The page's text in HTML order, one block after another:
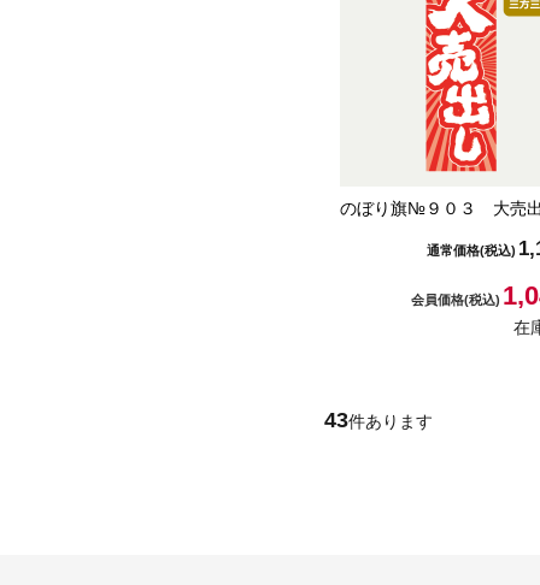
のぼり旗№９０３ 大売
通常価格(税込)
会員価格(税込)
在
43件あります